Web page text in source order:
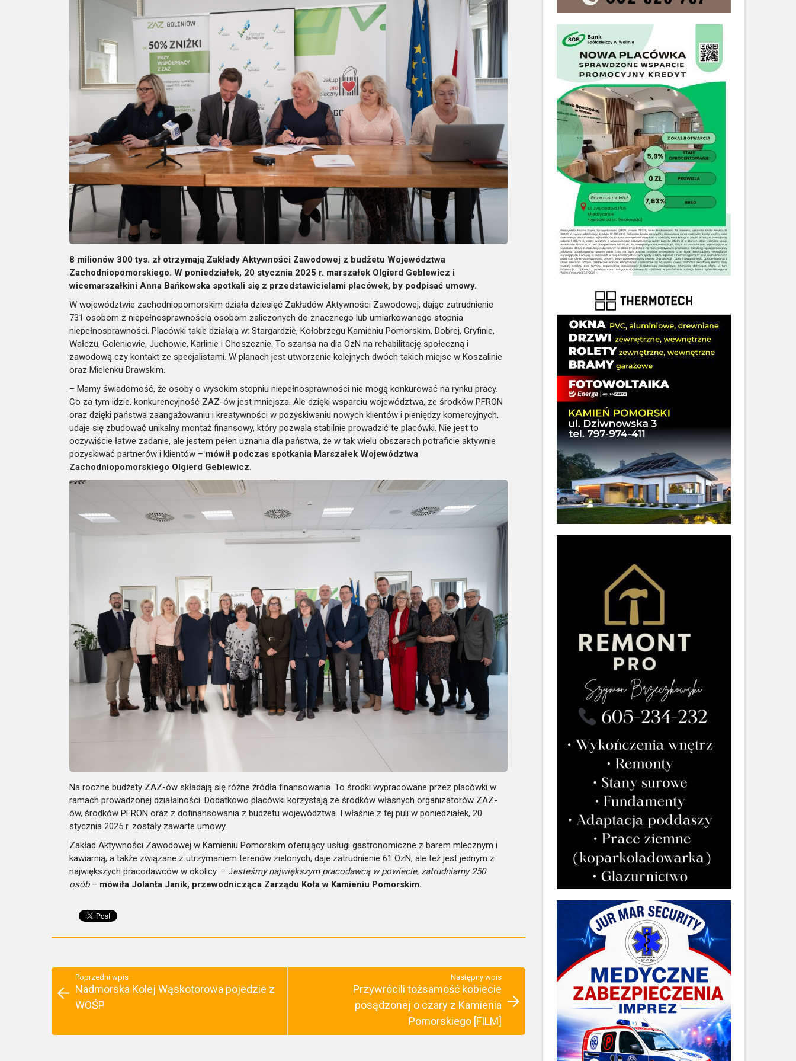
8 milionów 300 tys. zł otrzymają Zakłady Aktywności Zawodowej z budżetu Województwa
Zachodniopomorskiego. W poniedziałek, 20 stycznia 2025 r. marszałek Olgierd Geblewicz i
wicemarszałkini Anna Bańkowska spotkali się z przedstawicielami placówek, by podpisać umowy.
W województwie zachodniopomorskim działa dziesięć Zakładów Aktywności Zawodowej, dając zatrudnienie
731 osobom z niepełnosprawnością osobom zaliczonych do znacznego lub umiarkowanego stopnia
niepełnosprawności. Placówki takie działają w: Stargardzie, Kołobrzegu Kamieniu Pomorskim, Dobrej, Gryfinie,
Wałczu, Goleniowie, Juchowie, Karlinie i Choszcznie. To szansa na dla OzN na rehabilitację społeczną i
zawodową czy kontakt ze specjalistami. W planach jest utworzenie kolejnych dwóch takich miejsc w Koszalinie
oraz Mielenku Drawskim.
– Mamy świadomość, że osoby o wysokim stopniu niepełnosprawności nie mogą konkurować na rynku pracy.
Co za tym idzie, konkurencyjność ZAZ-ów jest mniejsza. Ale dzięki wsparciu województwa, ze środków PFRON
oraz dzięki państwa zaangażowaniu i kreatywności w pozyskiwaniu nowych klientów i pieniędzy komercyjnych,
udaje się zbudować unikalny montaż finansowy, który pozwala stabilnie prowadzić te placówki. Nie jest to
oczywiście łatwe zadanie, ale jestem pełen uznania dla państwa, że w tak wielu obszarach potraficie aktywnie
pozyskiwać partnerów i klientów – mówił podczas spotkania Marszałek Województwa
Zachodniopomorskiego Olgierd Geblewicz.
Na roczne budżety ZAZ-ów składają się różne źródła finansowania. To środki wypracowane przez placówki w
ramach prowadzonej działalności. Dodatkowo placówki korzystają ze środków własnych organizatorów ZAZ-
ów, środków PFRON oraz z dofinansowania z budżetu województwa. I właśnie z tej puli w poniedziałek, 20
stycznia 2025 r. zostały zawarte umowy.
Zakład Aktywności Zawodowej w Kamieniu Pomorskim oferujący usługi gastronomiczne z barem mlecznym i
kawiarnią, a także związane z utrzymaniem terenów zielonych, daje zatrudnienie 61 OzN, ale też jest jednym z
największych pracodawców w okolicy. – Jesteśmy największym pracodawcą w powiecie, zatrudniamy 250
osób– mówiła Jolanta Janik, przewodnicząca Zarządu Koła w Kamieniu Pomorskim.
Poprzedni wpis
Nadmorska Kolej Wąskotorowa pojedzie z
WOŚP
Następny wpis
Przywrócili tożsamość kobiecie
posądzonej o czary z Kamienia
Pomorskiego [FILM]